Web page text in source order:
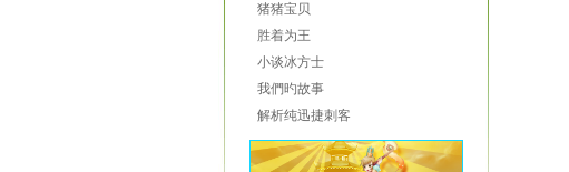
猪猪宝贝
胜着为王
小谈冰方士
我們旳故事
解析纯迅捷刺客